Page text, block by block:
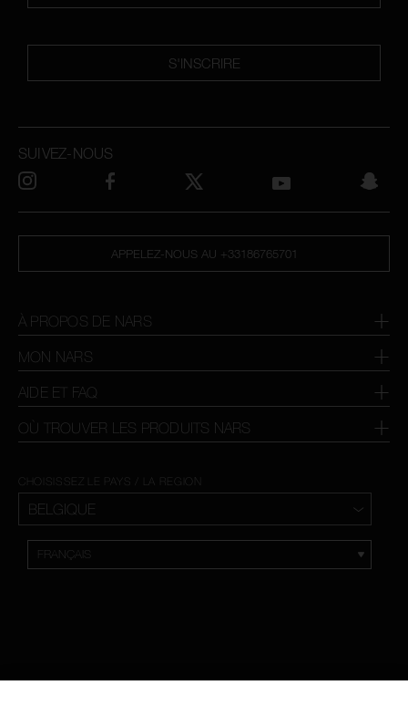
S'INSCRIRE
APPELEZ-NOUS AU +33186765701
À PROPOS DE NARS
MON NARS
AIDE ET FAQ
OÙ TROUVER LES PRODUITS NARS
SUIVEZ-NOUS
CHOISISSEZ LE PAYS / LA REGION